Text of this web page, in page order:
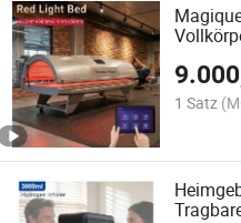
1 Satz